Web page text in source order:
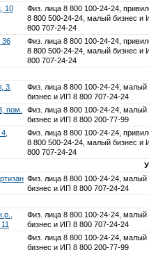
10
Физ. лица 8 800 100-24-24,
8 800 500-24-24, малый бизнес и
800 707-24-24
36
Физ. лица 8 800 100-24-24,
8 800 500-24-24, малый бизнес и
800 707-24-24
3,
Физ. лица 8 800 100-24-24, малый
бизнес и ИП 8 800 707-24-24
пом.
Физ. лица 8 800 100-24-24, малый
бизнес и ИП 8 800 200-77-99
Физ. лица 8 800 100-24-24,
8 800 500-24-24, малый бизнес и
800 707-24-24
Физ. лица 8 800 100-24-24, малый
бизнес и ИП 8 800 707-24-24
Физ. лица 8 800 100-24-24, малый
бизнес и ИП 8 800 707-24-24
Физ. лица 8 800 100-24-24, малый
бизнес и ИП 8 800 200-77-99